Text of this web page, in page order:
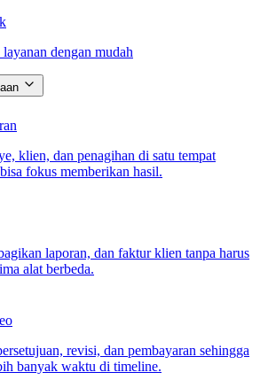
dengan mudah
klien, dan penagihan di satu tempat
fokus memberikan hasil.
laporan, dan faktur klien tanpa harus
alat berbeda.
revisi, dan pembayaran sehingga
banyak waktu di timeline.